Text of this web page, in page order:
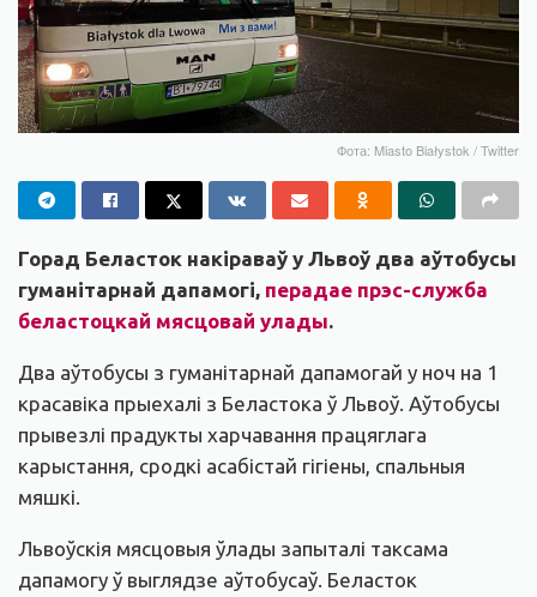
Фота: Miasto Białystok / Twitter
Горад Беласток накіраваў у Львоў два аўтобусы
гуманітарнай дапамогі, перадае прэс-служба
беластоцкай мясцовай улады.
Два аўтобусы з гуманітарнай дапамогай у ноч на 1
красавіка прыехалі з Беластока ў Львоў. Аўтобусы
прывезлі прадукты харчавання працяглага
карыстання, сродкі асабістай гігіены, спальныя
мяшкі.
Львоўскія мясцовыя ўлады запыталі таксама
дапамогу ў выглядзе аўтобусаў. Беласток